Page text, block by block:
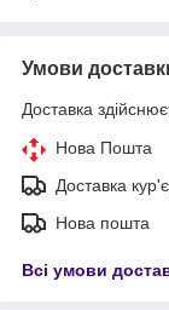
Умови
Доставка
Нова Пошта
Доставка
Нова пошта
Всі умови